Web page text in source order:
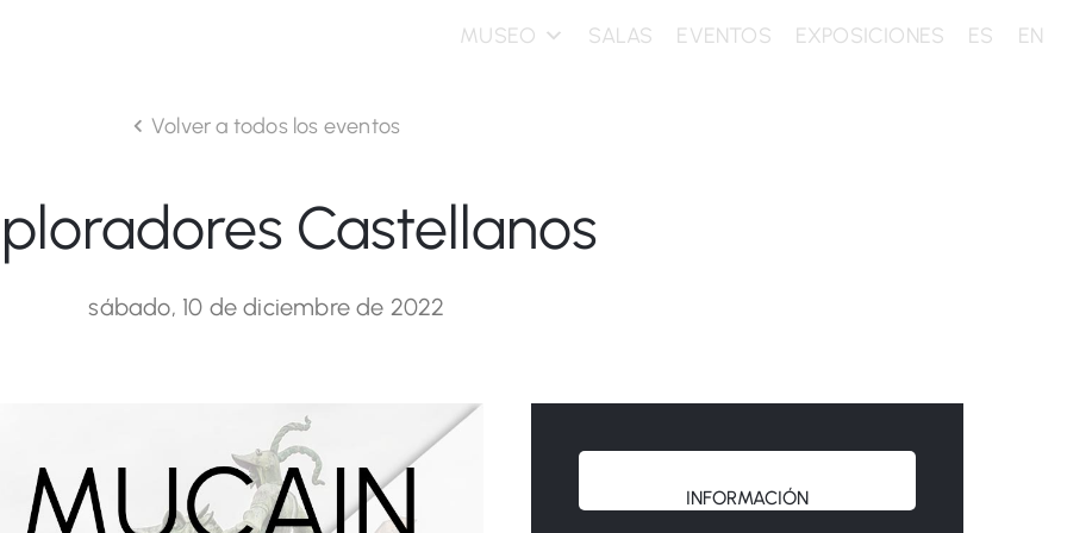
MUSEO SALAS EVENTOS EXPOSICIONES ES EN
Volver a todos los eventos
Castellanos
sábado, 10 de diciembre de 2022
INFORMACIÓN